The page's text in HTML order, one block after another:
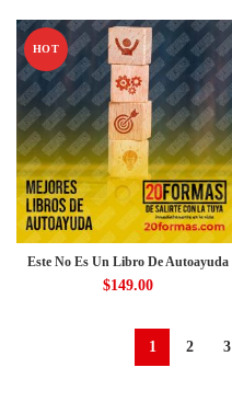
HOT
Este No Es Un Libro De Autoayuda
$149.00
1 2 3